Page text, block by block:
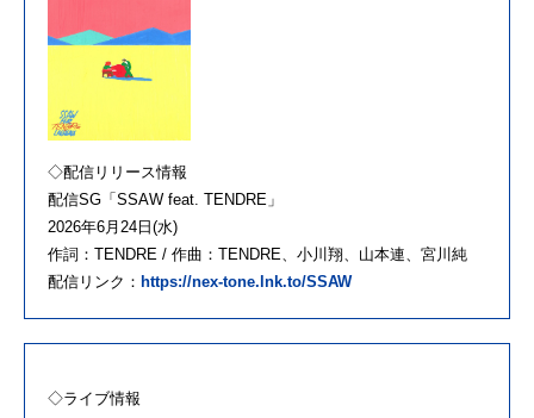
◇配信リリース情報
配信SG「SSAW feat. TENDRE」
2026年6月24日(水)
作詞：TENDRE / 作曲：TENDRE、小川翔、山本連、宮川純
配信リンク： https://nex-tone.lnk.to/SSAW
◇ライブ情報